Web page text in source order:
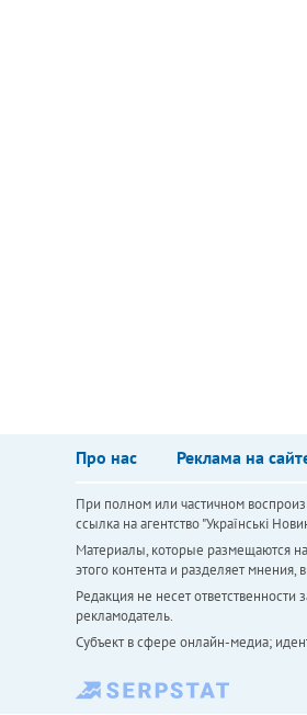
Про нас Реклама на
При полном или частичном
ссылка на агентство "Українськi
Материалы, которые размещаются
этого контента и разделяет мнения,
Редакция не несет
рекламодатель.
Субъект в сфере онлайн-медиа;